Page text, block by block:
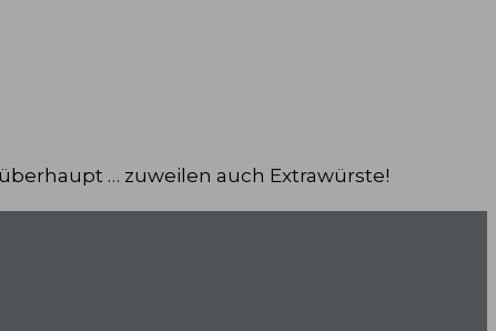
… zuweilen auch Extrawürste!